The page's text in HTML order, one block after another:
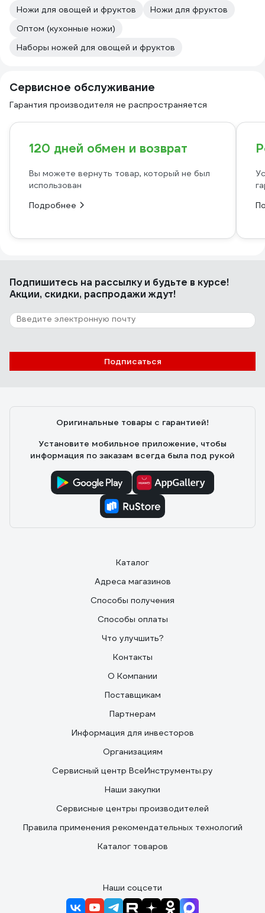
Ножи для овощей и фруктов
Ножи для фруктов
Оптом (кухонные ножи)
Наборы ножей для овощей и фруктов
Сервисное обслуживание
Гарантия производителя не распространяется
120 дней обмен и возврат
Вы можете вернуть товар, который не был
использован
Подробнее
Подпишитесь на рассылкуи будьте в курсе!
Акции, скидки, распродажи ждут!
Подписаться
Оригинальные товары с гарантией!
Установите мобильное приложение, чтобы
информация по заказам всегда была под рукой
Каталог
Адреса магазинов
Способы получения
Способы оплаты
Что улучшить?
Контакты
О Компании
Поставщикам
Партнерам
Информация для инвесторов
Организациям
Сервисный центр ВсеИнструменты.ру
Наши закупки
Сервисные центры производителей
Правила применения рекомендательных технологий
Каталог товаров
Наши соцсети